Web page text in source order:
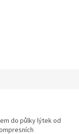
do půlky lýtek od